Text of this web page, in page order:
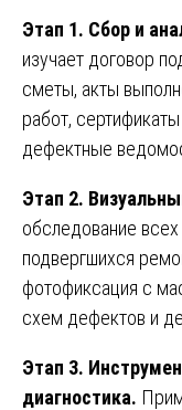
Этап 1. Сбор и
изучает договор
сметы, акты
работ,
дефектные
Этап 2.
обследование
подвергшихся
фотофиксация с
схем дефектов и
Этап 3.
диагностика.